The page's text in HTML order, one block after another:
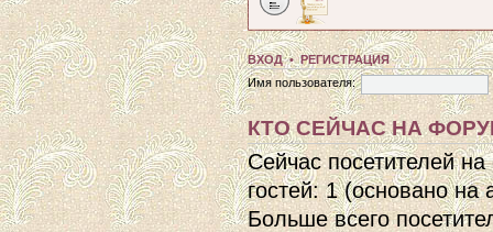
ВХОД•РЕГИСТРАЦИЯ
Имя пользователя:
КТО СЕЙЧАС НА
Сейчас посетителей
гостей: 1 (основано на
Больше всего